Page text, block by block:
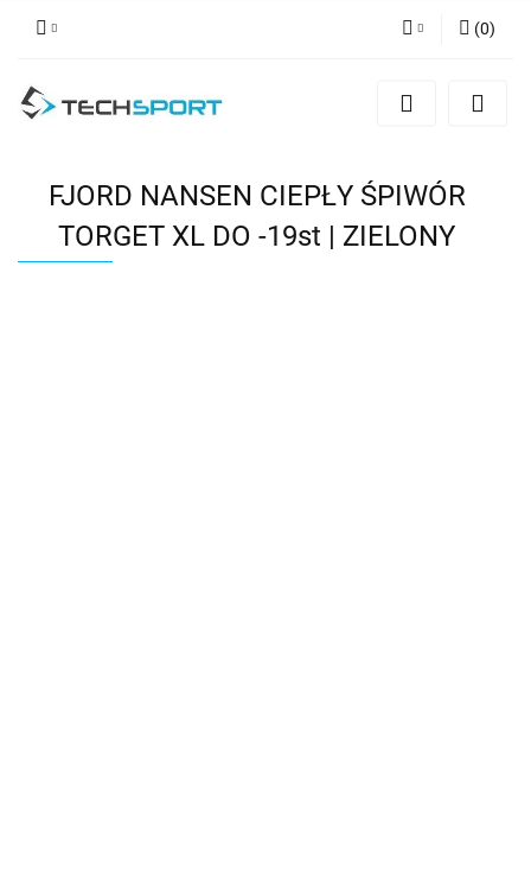
Zaloguj się
(0)
FJORD NANSEN CIEPŁY ŚPIWÓR
TORGET XL DO -19st | ZIELONY